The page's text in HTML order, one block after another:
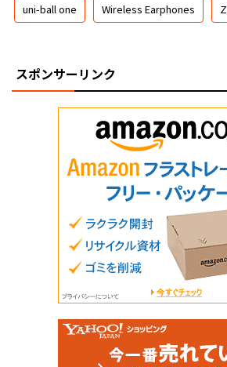
uni-ball one Wireless Earphones
スポンサーリンク